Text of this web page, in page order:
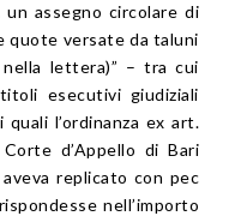
un assegno circolare di
quote versate da taluni
nella lettera)” – tra cui
esecutivi giudiziali
l’ordinanza ex art.
d’Appello di Bari
replicato con pec
nell’importo